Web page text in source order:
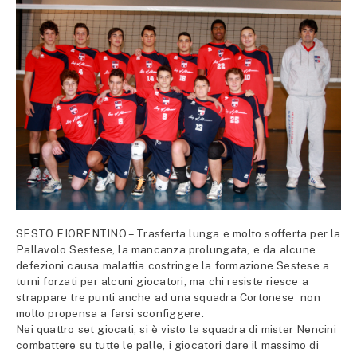
SESTO FIORENTINO – Trasferta lunga e molto sofferta per la
Pallavolo Sestese, la mancanza prolungata, e da alcune
defezioni causa malattia costringe la formazione Sestese a
turni forzati per alcuni giocatori, ma chi resiste riesce a
strappare tre punti anche ad una squadra Cortonese non
molto propensa a farsi sconfiggere.
Nei quattro set giocati, si è visto la squadra di mister Nencini
combattere su tutte le palle, i giocatori dare il massimo di